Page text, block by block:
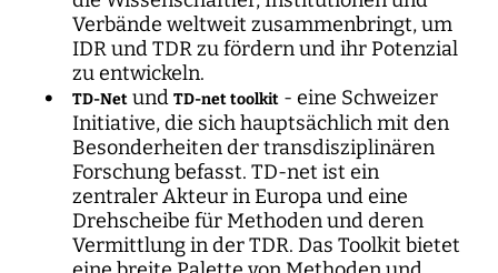
Verbände weltweit zusammenbringt, um
IDR und TDR zu fördern und ihr Potenzial
zu entwickeln.
TD-Net und TD-net toolkit - eine Schweizer
Initiative, die sich hauptsächlich mit den
Besonderheiten der transdisziplinären
Forschung befasst. TD-net ist ein
zentraler Akteur in Europa und eine
Drehscheibe für Methoden und deren
Vermittlung in der TDR. Das Toolkit bietet